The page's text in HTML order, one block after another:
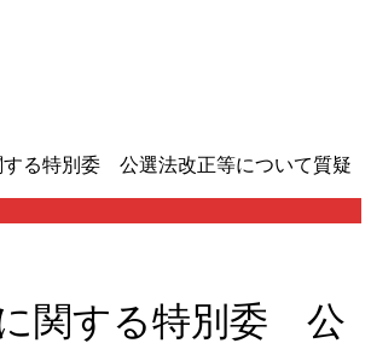
する特別委 公選法改正等について質疑
関する特別委 公